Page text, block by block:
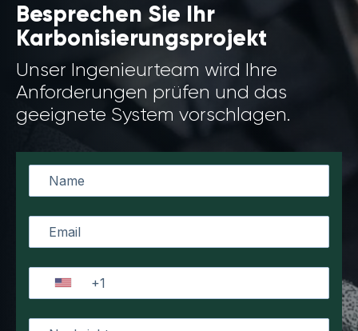
Besprechen Sie Ihr
Karbonisierungsprojekt
Unser Ingenieurteam wird Ihre
Anforderungen prüfen und das
geeignete System vorschlagen.